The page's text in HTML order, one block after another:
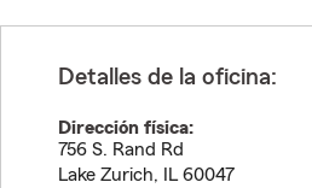
Detalles de la oficina:
Dirección física:
756 S. Rand Rd
Lake Zurich, IL 60047